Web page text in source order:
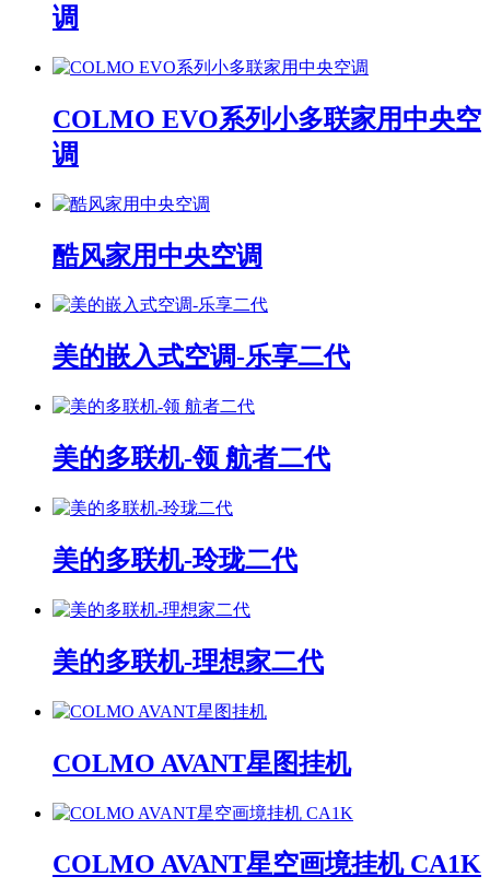
调
COLMO EVO系列小多联家用中央空
调
酷风家用中央空调
美的嵌入式空调-乐享二代
美的多联机-领 航者二代
美的多联机-玲珑二代
美的多联机-理想家二代
COLMO AVANT星图挂机
COLMO AVANT星空画境挂机 CA1K